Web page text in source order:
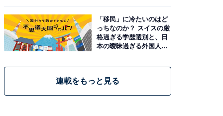
「移民」に冷たいのはど
っちなのか？ スイスの厳
格過ぎる学歴選別と、日
本の曖昧過ぎる外国人政
連載をもっと見る